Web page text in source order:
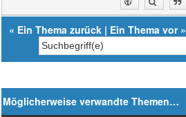
« Ein Thema zurück | Ein Thema vor»
Möglicherweise verwandte Themen…